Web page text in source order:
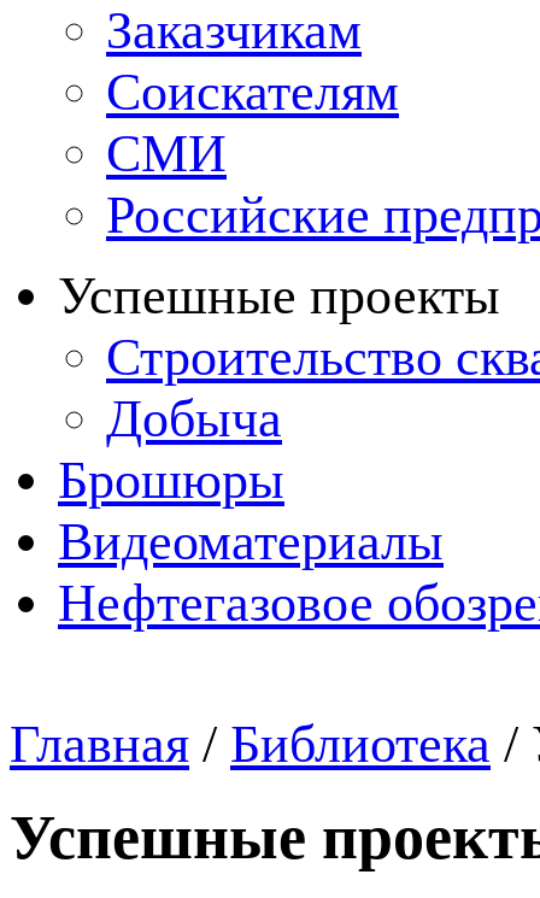
Заказчикам
Соискателям
СМИ
Российские
Успешные проекты
Строительство
Добыча
Брошюры
Видеоматериалы
Нефтегазовое
Главная / Библиотека /
Успешные